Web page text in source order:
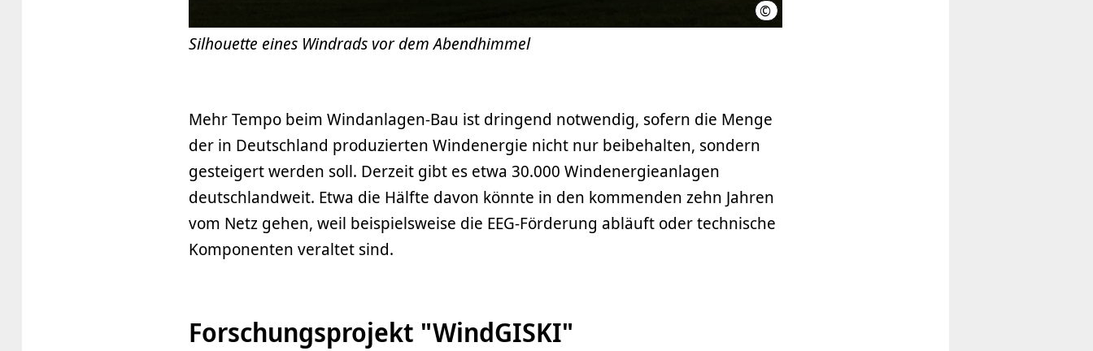
© Hannover.de
Silhouette eines Windrads vor dem Abendhimmel
Mehr Tempo beim Windanlagen-Bau ist dringend notwendig, sofern die Menge
der in Deutschland produzierten Windenergie nicht nur beibehalten, sondern
gesteigert werden soll. Derzeit gibt es etwa 30.000 Windenergieanlagen
deutschlandweit. Etwa die Hälfte davon könnte in den kommenden zehn Jahren
vom Netz gehen, weil beispielsweise die EEG-Förderung abläuft oder technische
Komponenten veraltet sind.
Forschungsprojekt "WindGISKI"